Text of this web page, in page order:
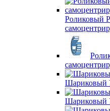
Роликовый
Шариковый
Шариковый